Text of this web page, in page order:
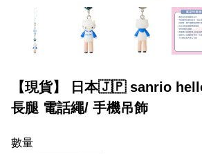
【現貨】 日本🇯🇵 sanrio
長腿 電話繩/ 手機吊飾
數量